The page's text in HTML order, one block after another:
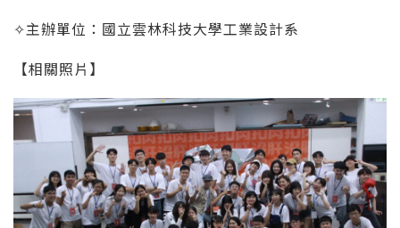
✧主辦單位：國立雲林科技大學工業設計系
【相關照片】